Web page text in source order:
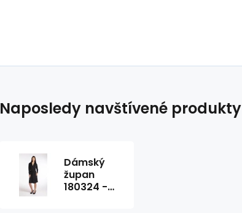
Naposledy navštívené produkty
Dámský
župan
180324 -